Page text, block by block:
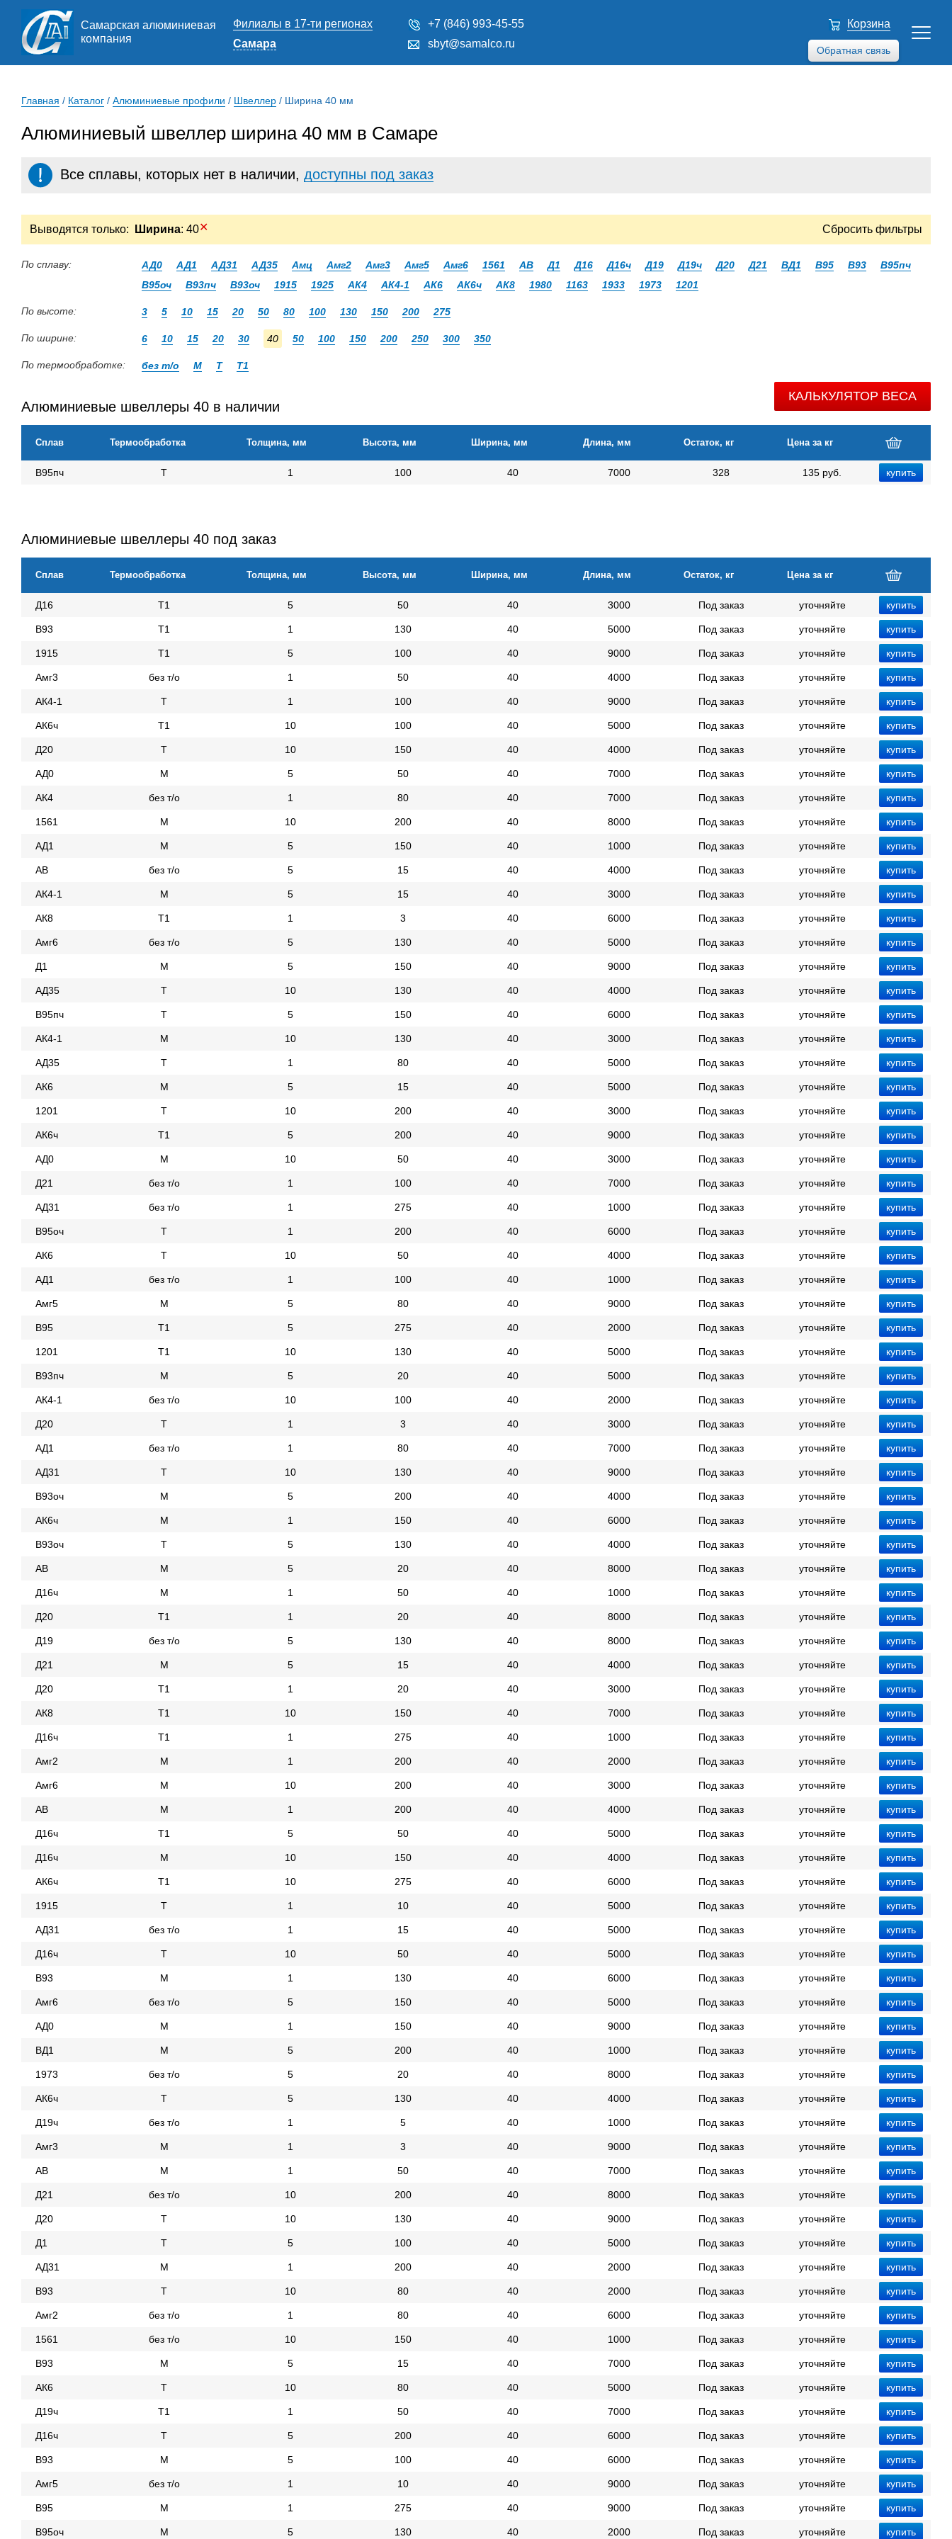
Самарская алюминиевая
компания
Филиалы в 17-ти регионах
Самара
+7 (846) 993-45-55
sbyt@samalco.ru
Обратная связь
Корзина
Главная / Каталог / Алюминиевые профили / Швеллер / Ширина 40 мм
Алюминиевый швеллер ширина 40 мм в Самаре
Все сплавы, которых нет в наличии, доступны под заказ
Выводятся только: Ширина: 40✕ Сбросить фильтры
По сплаву: АД0 АД1 АД31 АД35 Амц Амг2 Амг3 Амг5 Амг6 1561 АВ Д1 Д16 Д16ч Д19 Д19ч Д20 Д21 ВД1 В95 В93
В95пч
В95оч
В93пч В93оч 1915 1925 АК4 АК4-1 АК6 АК6ч АК8 1980 1163 1933 1973 1201
По высоте: 3 5 10 15 20 50 80 100 130 150 200 275
По ширине: 6 10 15 20 30 40 50 100 150 200 250 300 350
По термообработке: без т/о М Т Т1
Алюминиевые швеллеры 40 в наличии
КАЛЬКУЛЯТОР ВЕСА
Сплав Термообработка Толщина, мм Высота, мм Ширина, мм Длина, мм Остаток, кг Цена за кг
В95пч Т 1 100 40 7000 328 135 руб.
Алюминиевые швеллеры 40 под заказ
Сплав Термообработка Толщина, мм Высота, мм Ширина, мм Длина, мм Остаток, кг Цена за кг
Д16 Т1 5 50 40 3000 Под заказ уточняйте
В93 Т1 1 130 40 5000 Под заказ уточняйте
1915 Т1 5 100 40 9000 Под заказ уточняйте
Амг3 без т/о 1 50 40 4000 Под заказ уточняйте
АК4-1 Т 1 100 40 9000 Под заказ уточняйте
АК6ч Т1 10 100 40 5000 Под заказ уточняйте
Д20 Т 10 150 40 4000 Под заказ уточняйте
АД0 М 5 50 40 7000 Под заказ уточняйте
АК4 без т/о 1 80 40 7000 Под заказ уточняйте
1561 М 10 200 40 8000 Под заказ уточняйте
АД1 М 5 150 40 1000 Под заказ уточняйте
АВ без т/о 5 15 40 4000 Под заказ уточняйте
АК4-1 М 5 15 40 3000 Под заказ уточняйте
АК8 Т1 1 3 40 6000 Под заказ уточняйте
Амг6 без т/о 5 130 40 5000 Под заказ уточняйте
Д1 М 5 150 40 9000 Под заказ уточняйте
АД35 Т 10 130 40 4000 Под заказ уточняйте
В95пч Т 5 150 40 6000 Под заказ уточняйте
АК4-1 М 10 130 40 3000 Под заказ уточняйте
АД35 Т 1 80 40 5000 Под заказ уточняйте
АК6 М 5 15 40 5000 Под заказ уточняйте
1201 Т 10 200 40 3000 Под заказ уточняйте
АК6ч Т1 5 200 40 9000 Под заказ уточняйте
АД0 М 10 50 40 3000 Под заказ уточняйте
Д21 без т/о 1 100 40 7000 Под заказ уточняйте
АД31 без т/о 1 275 40 1000 Под заказ уточняйте
В95оч Т 1 200 40 6000 Под заказ уточняйте
АК6 Т 10 50 40 4000 Под заказ уточняйте
АД1 без т/о 1 100 40 1000 Под заказ уточняйте
Амг5 М 5 80 40 9000 Под заказ уточняйте
В95 Т1 5 275 40 2000 Под заказ уточняйте
1201 Т1 10 130 40 5000 Под заказ уточняйте
В93пч М 5 20 40 5000 Под заказ уточняйте
АК4-1 без т/о 10 100 40 2000 Под заказ уточняйте
Д20 Т 1 3 40 3000 Под заказ уточняйте
АД1 без т/о 1 80 40 7000 Под заказ уточняйте
АД31 Т 10 130 40 9000 Под заказ уточняйте
В93оч М 5 200 40 4000 Под заказ уточняйте
АК6ч М 1 150 40 6000 Под заказ уточняйте
В93оч Т 5 130 40 4000 Под заказ уточняйте
АВ М 5 20 40 8000 Под заказ уточняйте
Д16ч М 1 50 40 1000 Под заказ уточняйте
Д20 Т1 1 20 40 8000 Под заказ уточняйте
Д19 без т/о 5 130 40 8000 Под заказ уточняйте
Д21 М 5 15 40 4000 Под заказ уточняйте
Д20 Т1 1 20 40 3000 Под заказ уточняйте
АК8 Т1 10 150 40 7000 Под заказ уточняйте
Д16ч Т1 1 275 40 1000 Под заказ уточняйте
Амг2 М 1 200 40 2000 Под заказ уточняйте
Амг6 М 10 200 40 3000 Под заказ уточняйте
АВ М 1 200 40 4000 Под заказ уточняйте
Д16ч Т1 5 50 40 5000 Под заказ уточняйте
Д16ч М 10 150 40 4000 Под заказ уточняйте
АК6ч Т1 10 275 40 6000 Под заказ уточняйте
1915 Т 1 10 40 5000 Под заказ уточняйте
АД31 без т/о 1 15 40 5000 Под заказ уточняйте
Д16ч Т 10 50 40 5000 Под заказ уточняйте
В93 М 1 130 40 6000 Под заказ уточняйте
Амг6 без т/о 5 150 40 5000 Под заказ уточняйте
АД0 М 1 150 40 9000 Под заказ уточняйте
ВД1 М 5 200 40 1000 Под заказ уточняйте
1973 без т/о 5 20 40 8000 Под заказ уточняйте
АК6ч Т 5 130 40 4000 Под заказ уточняйте
Д19ч без т/о 1 5 40 1000 Под заказ уточняйте
Амг3 М 1 3 40 9000 Под заказ уточняйте
АВ М 1 50 40 7000 Под заказ уточняйте
Д21 без т/о 10 200 40 8000 Под заказ уточняйте
Д20 Т 10 130 40 9000 Под заказ уточняйте
Д1 Т 5 100 40 5000 Под заказ уточняйте
АД31 М 1 200 40 2000 Под заказ уточняйте
В93 Т 10 80 40 2000 Под заказ уточняйте
Амг2 без т/о 1 80 40 6000 Под заказ уточняйте
1561 без т/о 10 150 40 1000 Под заказ уточняйте
В93 М 5 15 40 7000 Под заказ уточняйте
АК6 Т 10 80 40 5000 Под заказ уточняйте
Д19ч Т1 1 50 40 7000 Под заказ уточняйте
Д16ч Т 5 200 40 6000 Под заказ уточняйте
В93 М 5 100 40 6000 Под заказ уточняйте
Амг5 без т/о 1 10 40 9000 Под заказ уточняйте
В95 М 1 275 40 9000 Под заказ уточняйте
В95оч М 5 130 40 2000 Под заказ уточняйте